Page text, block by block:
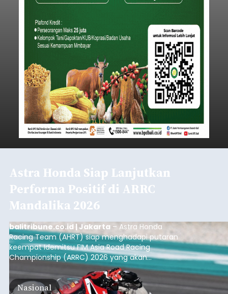
Astra Honda Siap Lanjutkan
Performa Positif di ARRC
Mandalika 2026
balitribune.co.id | Jakarta – Astra Honda
Racing Team (AHRT) siap menghadapi putaran
keempat Idemitsu FIM Asia Road Racing
Championship (ARRC) 2026 yang akan
berlangsung di Pertamina Mandalika
International Circuit, Lombok, Nusa Tenggara
Barat, pada 7–9 Agustus 2026.
Nasional